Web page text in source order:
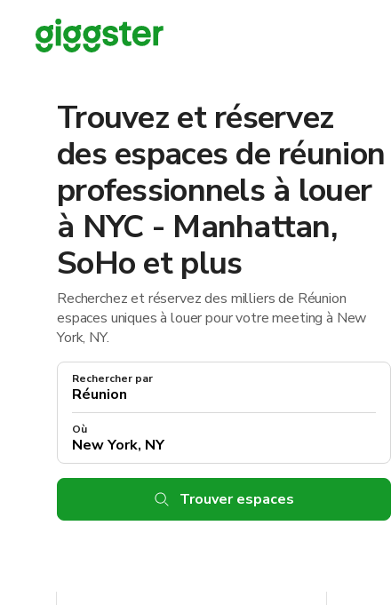
Trouvez et réservez
des espaces de réunion
professionnels à louer
à NYC - Manhattan,
SoHo et plus
Recherchez et réservez des milliers de Réunion
espaces uniques à louer pour votre meeting à New
York, NY.
Rechercher par
Où
Trouver espaces